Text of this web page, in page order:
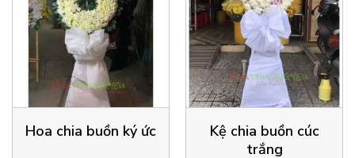
Hoa chia buồn ký ức
Kệ chia buồn cúc
trắng